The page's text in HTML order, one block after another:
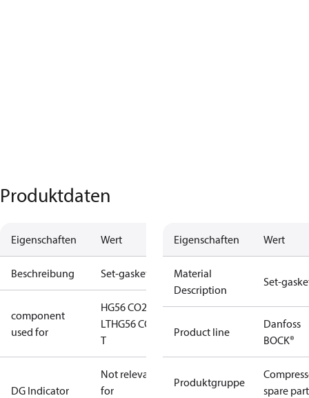
Produktdaten
Eigenschaften Wert
Beschreibung Set-gaskets
component
used for
HG56 CO2
LTHG56 CO2
T
DG Indicator
Not relevant
for
Eigenschaften Wert
Material
Description
Set-
Product line
Danfoss
BOCK®
Produktgruppe
spare